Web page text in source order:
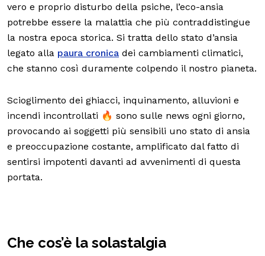
vero e proprio disturbo della psiche, l’eco-ansia
potrebbe essere la malattia che più contraddistingue
la nostra epoca storica. Si tratta dello stato d’ansia
legato alla paura cronica dei cambiamenti climatici,
che stanno così duramente colpendo il nostro pianeta.
Scioglimento dei ghiacci, inquinamento, alluvioni e
incendi incontrollati 🔥 sono sulle news ogni giorno,
provocando ai soggetti più sensibili uno stato di ansia
e preoccupazione costante, amplificato dal fatto di
sentirsi impotenti davanti ad avvenimenti di questa
portata.
Che cos’è la solastalgia